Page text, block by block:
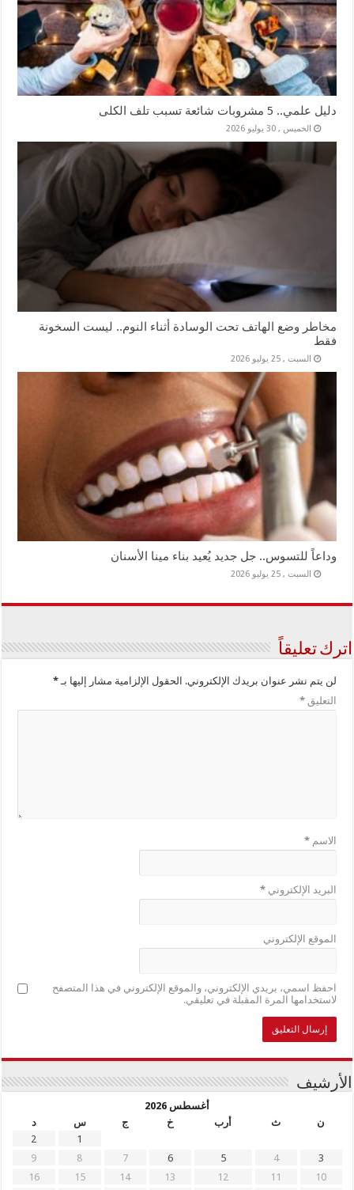
دليل علمي.. 5 مشروبات شائعة تسبب تلف الكلى
الخميس , 30 يوليو 2026
مخاطر وضع الهاتف تحت الوسادة أثناء النوم.. ليست السخونة
فقط
السبت , 25 يوليو 2026
وداعاً للتسوس.. جل جديد يُعيد بناء مينا الأسنان
السبت , 25 يوليو 2026
اترك تعليقاً
لن يتم نشر عنوان بريدك الإلكتروني. الحقول الإلزامية مشار إليها بـ*
التعليق*
الاسم*
البريد الإلكتروني*
الموقع الإلكتروني
احفظ اسمي، بريدي الإلكتروني، والموقع الإلكتروني في هذا المتصفح
لاستخدامها المرة المقبلة في تعليقي.
الأرشيف
أغسطس 2026
ن
ث أرب خ ج س
د
1
2
3
4
5
6
7
8
9
10
11
12
13
14
15
16